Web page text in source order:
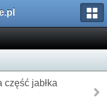
jabłka